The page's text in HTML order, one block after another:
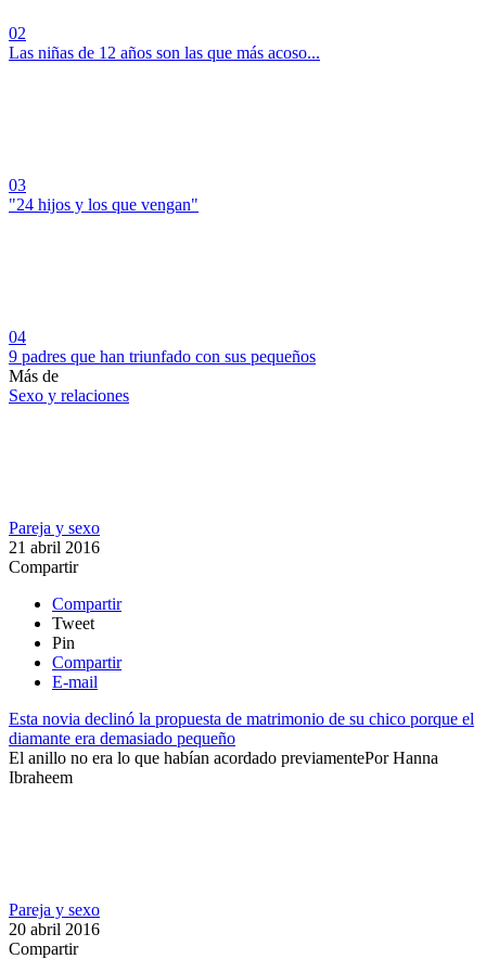
02
Las niñas de 12 años son las que más acoso...
03
"24 hijos y los que vengan"
04
9 padres que han triunfado con sus pequeños
Más de
Sexo y relaciones
Pareja y sexo
21 abril 2016
Compartir
Compartir
Tweet
Pin
Compartir
E-mail
Esta novia declinó la propuesta de matrimonio de su chico porque el
diamante era demasiado pequeño
​El anillo no era lo que habían acordado previamente​PorHanna
Ibraheem
Pareja y sexo
20 abril 2016
Compartir